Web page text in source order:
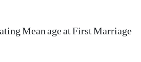
Mean age at First Marriage